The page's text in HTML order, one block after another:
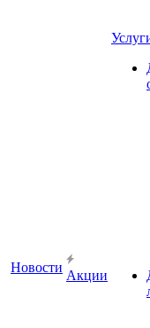
Новости
Акции